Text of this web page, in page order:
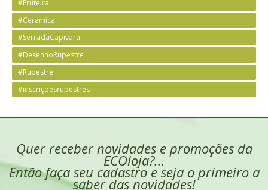
#Fruteira
#Ceramica
#SerradaCapivara
#DesenhoRupestre
#Rupestre
#inscriçoesrupestres
Quer receber novidades e promoções da
ECOloja?...
Então faça seu cadastro e seja o primeiro a
saber das novidades!